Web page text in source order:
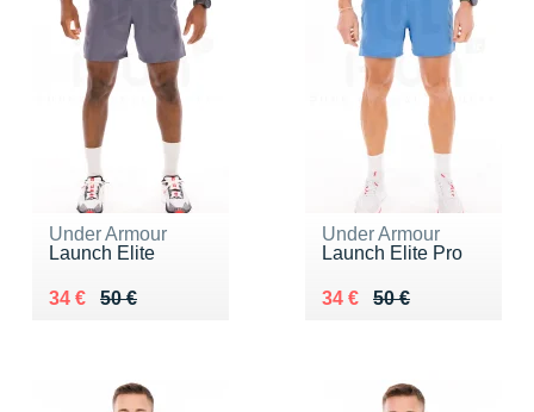
Under Armour
Launch Elite
50 €
Au lieu de 50 €
34 €
Vendu 34 €
Under Armour
Launch Elite Pro
50 €
Au lieu de 50 €
34 €
Vendu 34 €